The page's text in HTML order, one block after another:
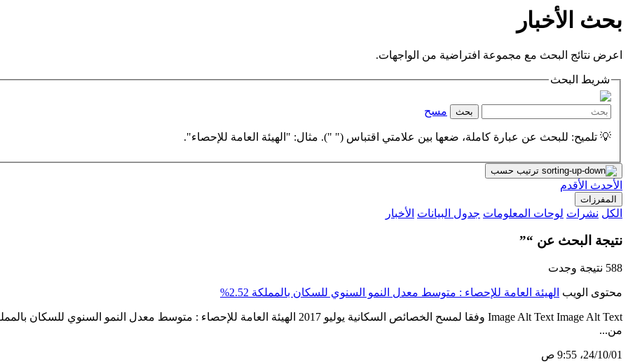
بحث الأخبار
اعرض نتائج البحث مع مجموعة افتراضية من الواجهات.
شريط البحث
بحث مسح
💡 تلميح: للبحث عن عبارة كاملة، ضعها بين علامتي اقتباس (" "). مثال: "الهيئة العامة للإحصاء".
ترتيب حسب
الأحدث الأقدم
المفرزات
الكل نشرات لوحات المعلومات جدول البيانات الأخبار
نتيجة البحث عن “”
588 نتيجة وجدت
محتوى الويب الهيئة العامة للإحصاء : متوسط معدل النمو السنوي للسكان بالمملكة 2.52%
من...
01‏/10‏/24، 9:55 ص